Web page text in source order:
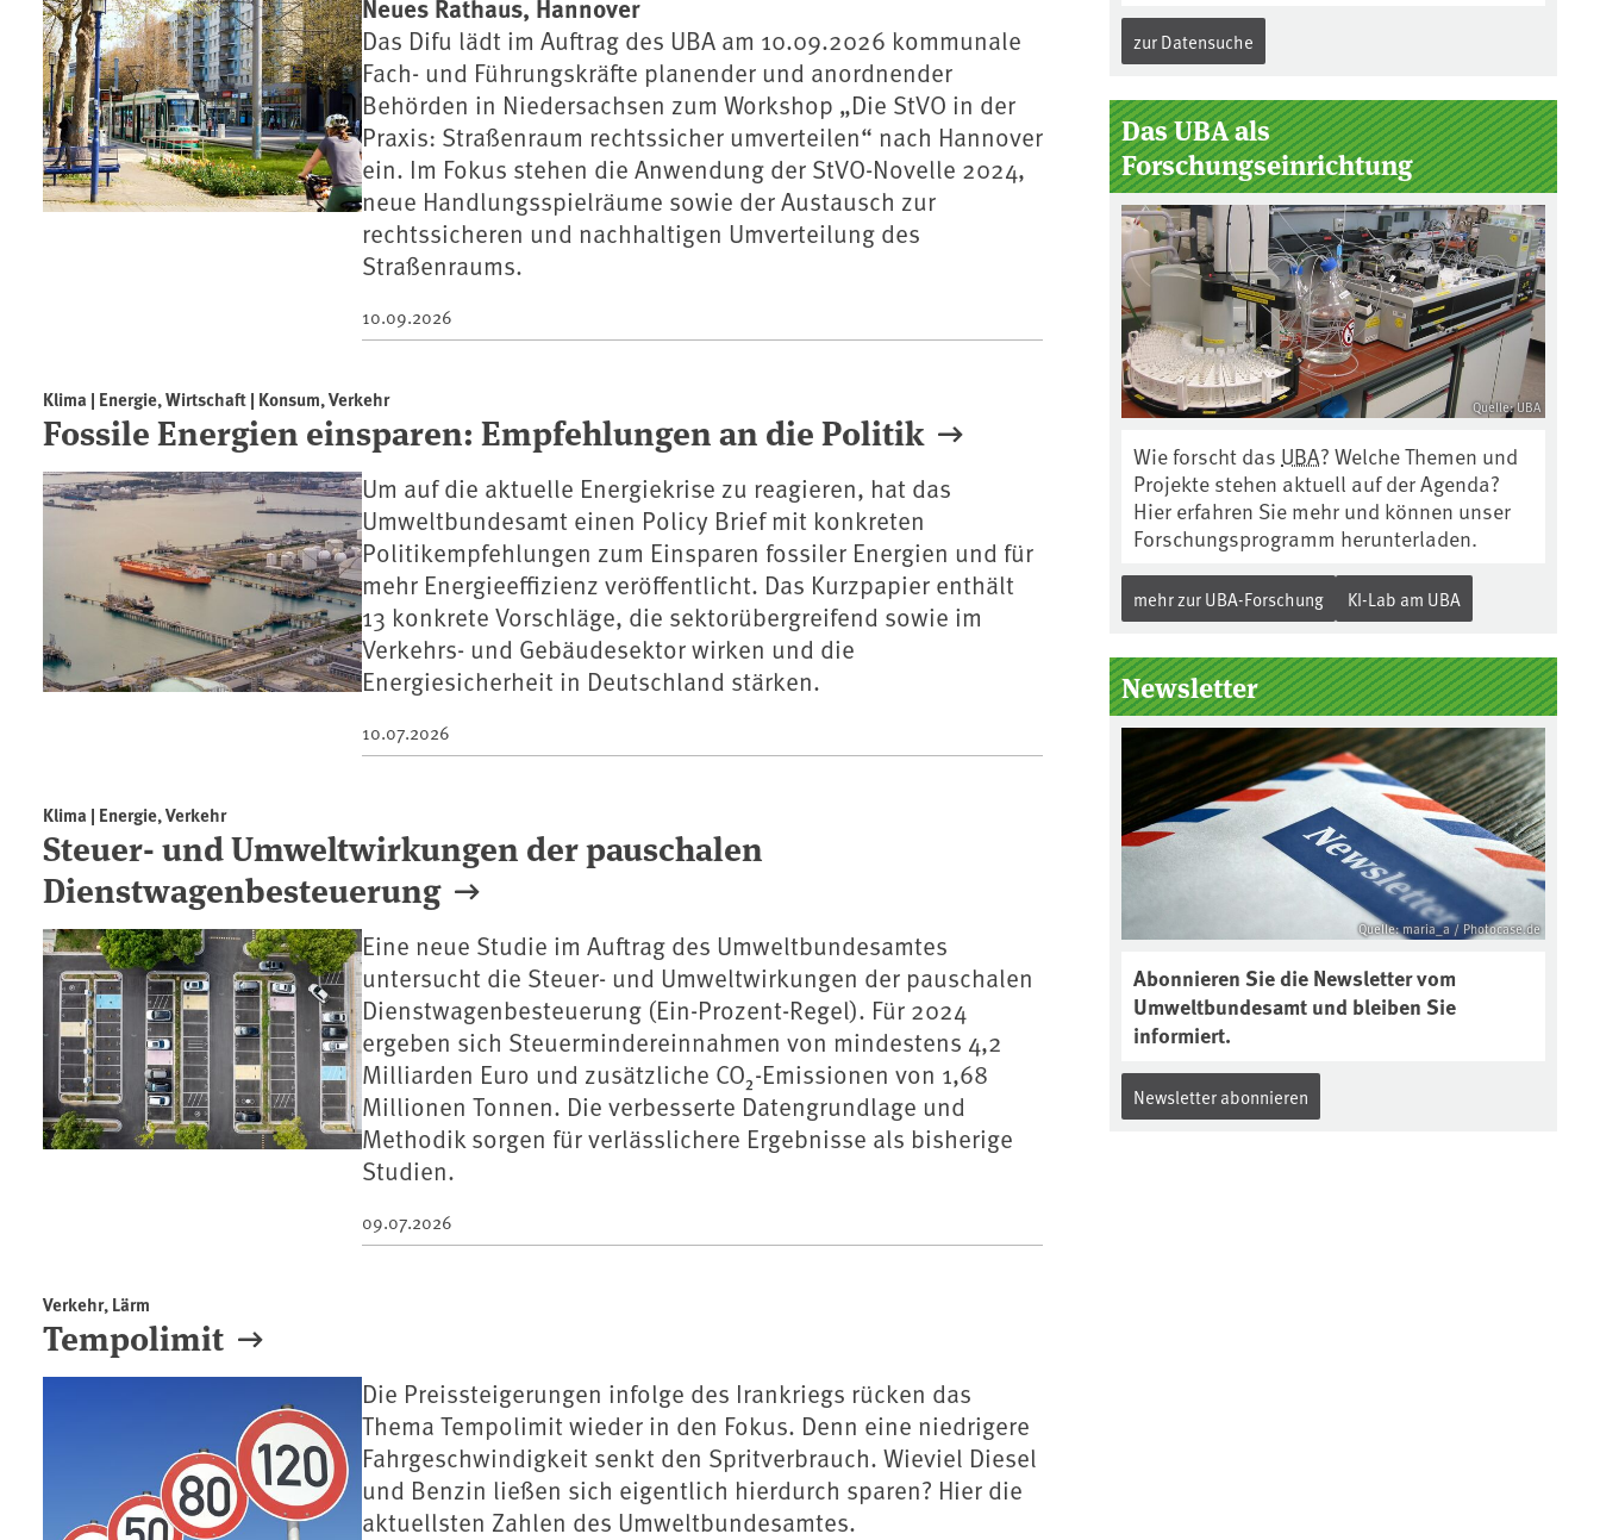
Das Difu lädt im Auftrag des UBA am 10.09.2026 kommunale
Fach- und Führungskräfte planender und anordnender
Behörden in Niedersachsen zum Workshop „Die StVO in der
Praxis: Straßenraum rechtssicher umverteilen“ nach Hannover
ein. Im Fokus stehen die Anwendung der StVO-Novelle 2024,
neue Handlungsspielräume sowie der Austausch zur
rechtssicheren und nachhaltigen Umverteilung des
Straßenraums.
10.09.2026
Klima | Energie, Wirtschaft | Konsum, Verkehr
Fossile Energien einsparen: Empfehlungen an die Politik
Um auf die aktuelle Energiekrise zu reagieren, hat das
Umweltbundesamt einen Policy Brief mit konkreten
Politikempfehlungen zum Einsparen fossiler Energien und für
mehr Energieeffizienz veröffentlicht. Das Kurzpapier enthält
13 konkrete Vorschläge, die sektorübergreifend sowie im
Verkehrs- und Gebäudesektor wirken und die
Energiesicherheit in Deutschland stärken.
10.07.2026
Klima | Energie, Verkehr
Steuer- und Umweltwirkungen der pauschalen
Dienstwagenbesteuerung
Eine neue Studie im Auftrag des Umweltbundesamtes
untersucht die Steuer- und Umweltwirkungen der pauschalen
Dienstwagenbesteuerung (Ein-Prozent-Regel). Für 2024
ergeben sich Steuermindereinnahmen von mindestens 4,2
Milliarden Euro und zusätzliche CO₂-Emissionen von 1,68
Millionen Tonnen. Die verbesserte Datengrundlage und
Methodik sorgen für verlässlichere Ergebnisse als bisherige
Studien.
09.07.2026
Verkehr, Lärm
Tempolimit
Die Preissteigerungen infolge des Irankriegs rücken das
Thema Tempolimit wieder in den Fokus. Denn eine niedrigere
Fahrgeschwindigkeit senkt den Spritverbrauch. Wieviel Diesel
und Benzin ließen sich eigentlich hierdurch sparen? Hier die
aktuellsten Zahlen des Umweltbundesamtes.
zur Datensuche
Das UBA als
Forschungseinrichtung
Quelle: UBA
Wie forscht das UBA? Welche Themen und
Projekte stehen aktuell auf der Agenda?
Hier erfahren Sie mehr und können unser
Forschungsprogramm herunterladen.
mehr zur UBA-Forschung KI-Lab am UBA
Newsletter
Quelle: maria_a / Photocase.de
Abonnieren Sie die Newsletter vom
Umweltbundesamt und bleiben Sie
informiert.
Newsletter abonnieren